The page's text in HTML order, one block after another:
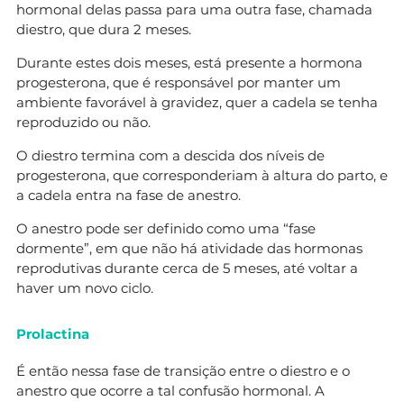
hormonal delas passa para uma outra fase, chamada
diestro, que dura 2 meses.
Durante estes dois meses, está presente a hormona
progesterona, que é responsável por manter um
ambiente favorável à gravidez, quer a cadela se tenha
reproduzido ou não.
O diestro termina com a descida dos níveis de
progesterona, que corresponderiam à altura do parto, e
a cadela entra na fase de anestro.
O anestro pode ser definido como uma “fase
dormente”, em que não há atividade das hormonas
reprodutivas durante cerca de 5 meses, até voltar a
haver um novo ciclo.
Prolactina
É então nessa fase de transição entre o diestro e o
anestro que ocorre a tal confusão hormonal. A